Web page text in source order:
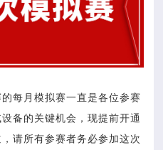
每月模拟赛一直是各位参赛
备的关键机会，现提前开通
请所有参赛者务必参加这次